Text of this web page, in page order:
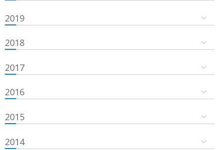
2019
2018
2017
2016
2015
2014